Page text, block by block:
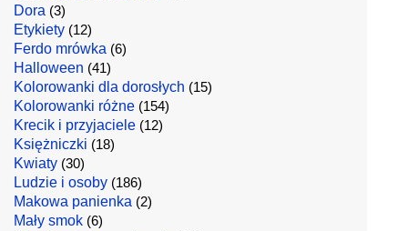
Dora (3)
Etykiety (12)
Ferdo mrówka (6)
Halloween (41)
Kolorowanki dla dorosłych (15)
Kolorowanki różne (154)
Krecik i przyjaciele (12)
Księżniczki (18)
Kwiaty (30)
Ludzie i osoby (186)
Makowa panienka (2)
Mały smok (6)